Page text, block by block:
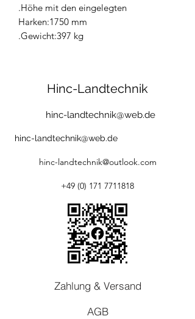
.Höhe mit den eingelegten
Harken:1750 mm
.Gewicht:397 kg
Hinc-Landtechnik
hinc-landtechnik@web.de
hinc-landtechnik@web.de
hinc-landtechnik@outlook.com
+49 (0) 171 7711818
Zahlung & Versand
AGB